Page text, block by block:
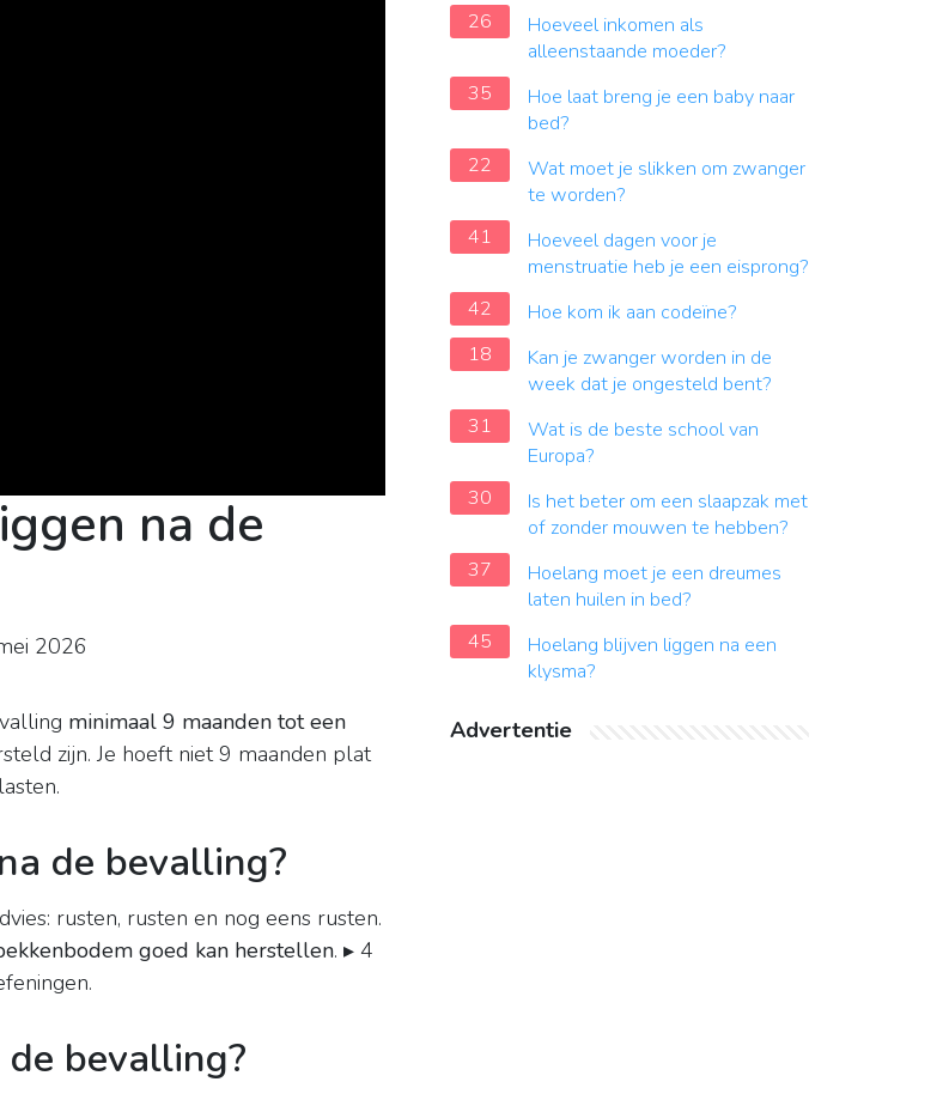
na de
2026
minimaal 9 maanden tot een
zijn. Je hoeft niet 9 maanden plat
de bevalling?
rusten, rusten en nog eens rusten.
goed kan herstellen. ▸ 4
bevalling?
26
Hoeveel inkomen als
alleenstaande moeder?
35
Hoe laat breng je een baby naar
bed?
22
Wat moet je slikken om zwanger
te worden?
41
Hoeveel dagen voor je
menstruatie heb je een eisprong?
42
Hoe kom ik aan codeïne?
18
Kan je zwanger worden in de
week dat je ongesteld bent?
31
Wat is de beste school van
Europa?
30
Is het beter om een ​​slaapzak met
of zonder mouwen te hebben?
37
Hoelang moet je een dreumes
laten huilen in bed?
45
Hoelang blijven liggen na een
klysma?
Advertentie